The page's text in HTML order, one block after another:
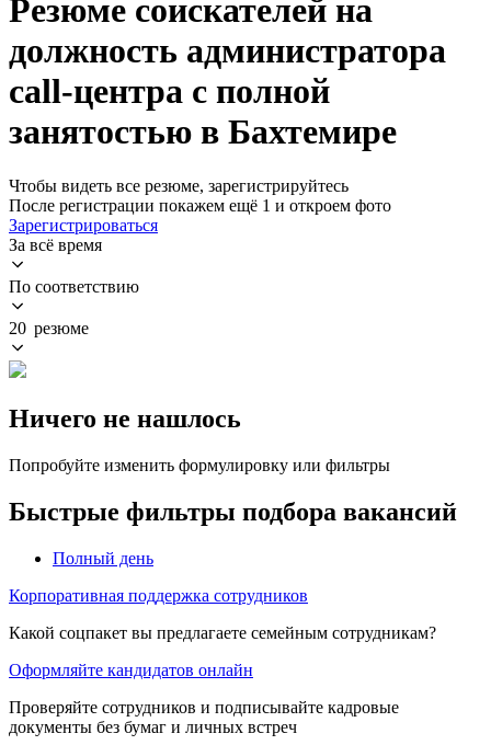
Резюме соискателей на
должность администратора
call-центра с полной
занятостью в Бахтемире
Чтобы видеть все резюме, зарегистрируйтесь
После регистрации покажем ещё 1 и откроем фото
Зарегистрироваться
За всё время
По соответствию
20 резюме
Ничего не нашлось
Попробуйте изменить формулировку или фильтры
Быстрые фильтры подбора вакансий
Полный день
Корпоративная поддержка сотрудников
Какой соцпакет вы предлагаете семейным сотрудникам?
Оформляйте кандидатов онлайн
Проверяйте сотрудников и подписывайте кадровые
документы без бумаг и личных встреч